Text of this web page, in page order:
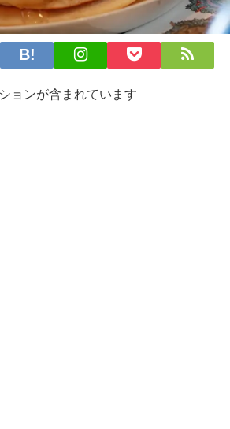
ョンが含まれています